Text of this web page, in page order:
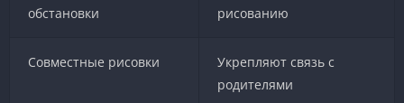
обстановки
рисованию
Совместные рисовки
Укрепляют связь с
родителями